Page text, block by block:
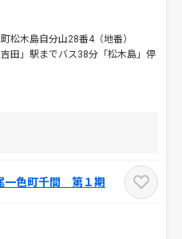
松木島自分山28番4（地番）
田」駅までバス38分「松木島」停
一色町千間 第１期